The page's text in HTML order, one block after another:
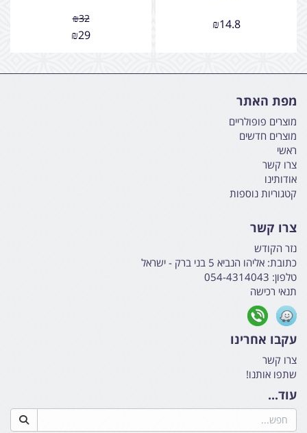
₪14.8
₪32
₪29
מפת האתר
מוצרים פופולריים
מוצרים חדשים
ראשי
צרו קשר
אודותינו
קטגוריות נוספות
צרו קשר
נזר הקודש
כתובת: אליהו הנביא 5 בני ברק - ישראל
טלפון: 054-4314043
תנאי רכישה
עקבו אחרינו
צרו קשר
שתפו אותנו!
עוד...